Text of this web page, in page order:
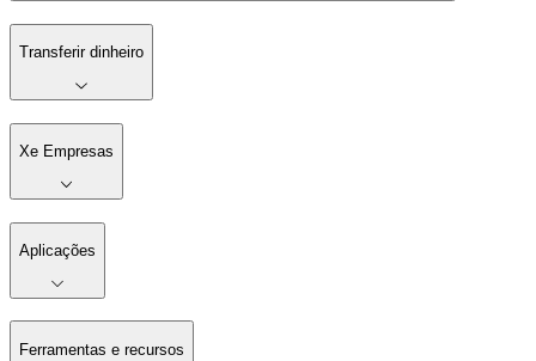
Transferir dinheiro
Xe Empresas
Aplicações
Ferramentas e recursos